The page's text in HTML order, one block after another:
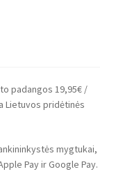
padangos 19,95€ /
Lietuvos pridėtinės
mygtukai,
Pay ir Google Pay.